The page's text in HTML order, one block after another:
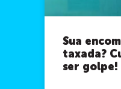
Sua
taxada?
ser golpe!